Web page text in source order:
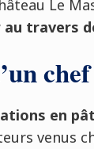
Le
travers
en
venus